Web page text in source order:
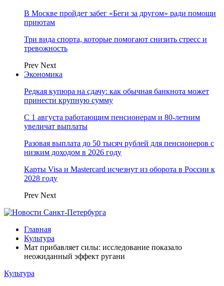
В Москве пройдет забег «Беги за другом» ради помощи
приютам
Три вида спорта, которые помогают снизить стресс и
тревожность
Prev Next
Экономика
Редкая купюра на сдачу: как обычная банкнота может
принести крупную сумму
С 1 августа работающим пенсионерам и 80-летним
увеличат выплаты
Разовая выплата до 50 тысяч рублей для пенсионеров с
низким доходом в 2026 году
Карты Visa и Mastercard исчезнут из оборота в России к
2028 году
Prev Next
Главная
Культура
Мат прибавляет силы: исследование показало
неожиданный эффект ругани
Культура